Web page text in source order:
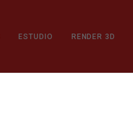
ESTUDIO RENDER 3D